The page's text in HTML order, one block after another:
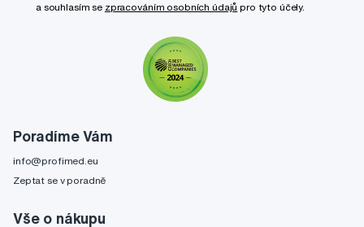
Poradíme Vám
info@profimed.eu
Zeptat se v poradně
Vše o nákupu
a souhlasím se zpracováním osobních údajů pro tyto účely.